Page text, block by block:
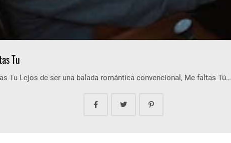
Tu
Tu Lejos de ser una balada romántica convencional, Me faltas Tú…